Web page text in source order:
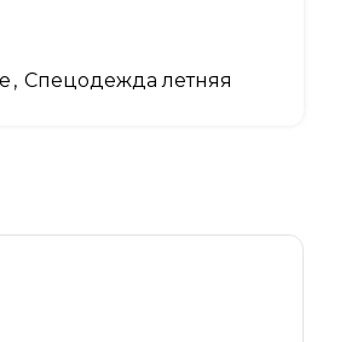
боковом шве на
, Спецодежда летняя